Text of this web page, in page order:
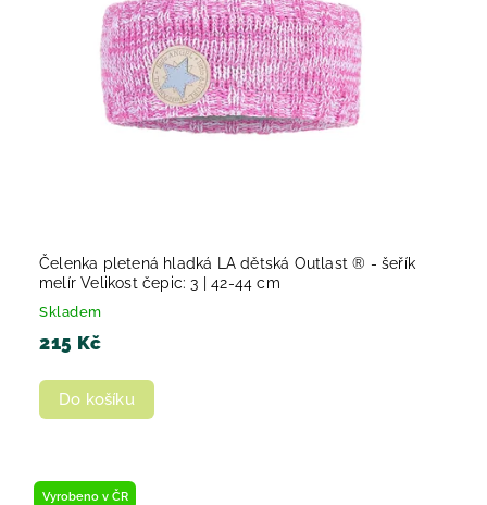
Čelenka pletená hladká LA dětská Outlast ® - šeřík
melír Velikost čepic: 3 | 42-44 cm
Skladem
215 Kč
Do košíku
Vyrobeno v ČR